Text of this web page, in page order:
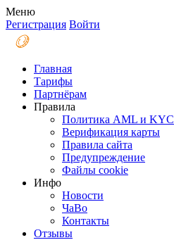
Меню
Регистрация Войти
Главная
Тарифы
Партнёрам
Правила
Политика AML и KYC
Верификация карты
Правила сайта
Предупреждение
Файлы coоkie
Инфо
Новости
ЧаВо
Контакты
Отзывы